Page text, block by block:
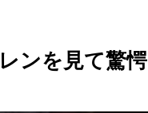
ンを見て驚愕